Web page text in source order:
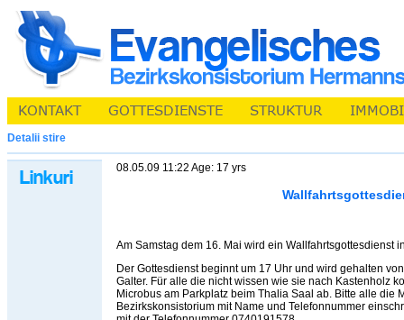
Detalii stire
08.05.09 11:22 Age: 17 yrs
Am Samstag dem 16. Mai wird ein Wallfahrtsgottesdienst
Der Gottesdienst beginnt um 17 Uhr und wird gehalten
Galter. Für alle die nicht wissen wie sie nach Kastenholz
Microbus am Parkplatz beim Thalia Saal ab. Bitte alle die
Bezirkskonsistorium mit Name und Telefonnummer